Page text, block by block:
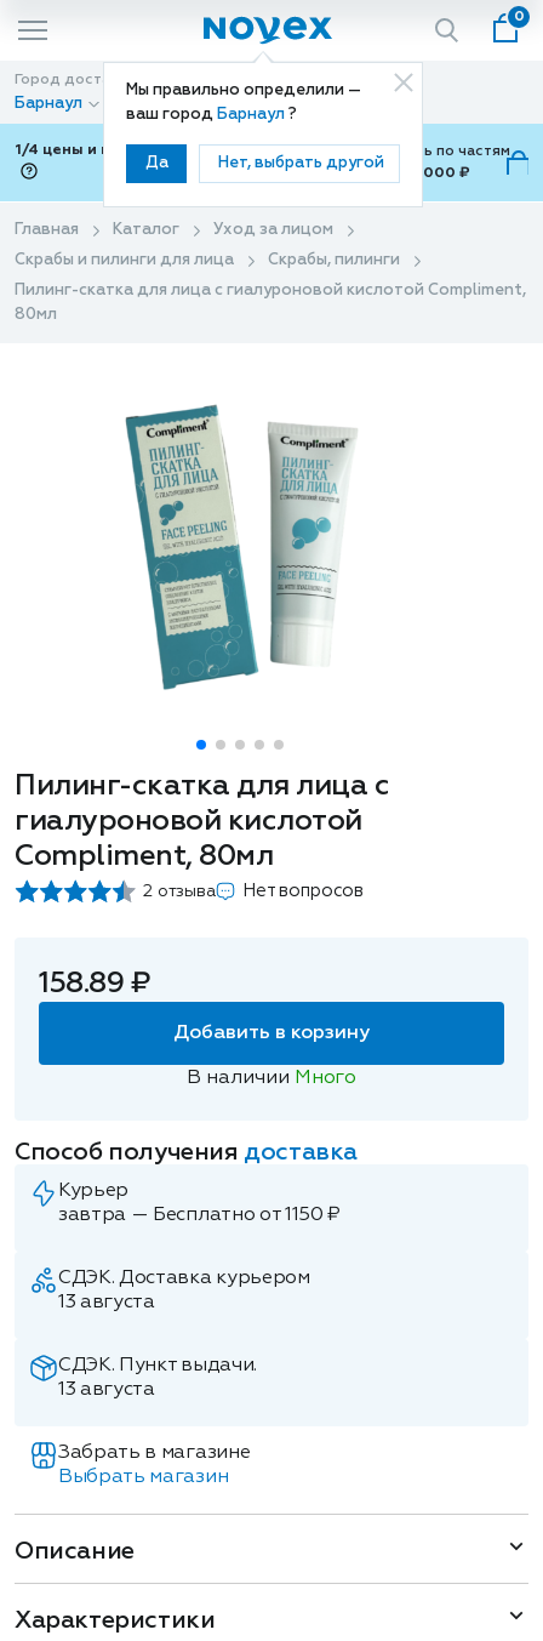
Мы правильно определили —
ваш город Барнаул ?
Да Нет, выбрать другой
0
Город доставки
Барнаул
Способ доставки
Доставка
1/4 цены и покупки ваши с Подели
Можно оплатить по частям
от 700 ₽ до 15,000 ₽
Главная Каталог
Уход за лицом
Скрабы и пилинги для лица
Скрабы, пилинги
Пилинг-скатка для лица с гиалуроновой кислотой Compliment,
80мл
Пилинг-скатка для лица с
гиалуроновой кислотой
Compliment, 80мл
2 отзыва Нет вопросов
158.89 ₽
Добавить в корзину
В наличии Много
Способ получения доставка
Курьер
завтра — Бесплатно от 1150 ₽
СДЭК. Доставка курьером
13 августа
СДЭК. Пункт выдачи.
13 августа
Забрать в магазине
Выбрать магазин
Описание
Характеристики